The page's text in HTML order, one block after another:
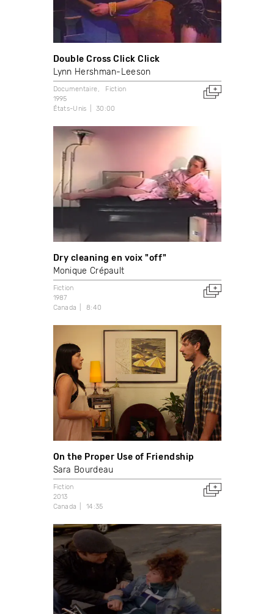
Double Cross Click Click
Lynn Hershman-Leeson
Documentaire
Fiction
1995
États-Unis
30:00
Dry cleaning en voix "off"
Monique Crépault
Fiction
1987
Canada
8:40
On the Proper Use of Friendship
Sara Bourdeau
Fiction
2013
Canada
14:35